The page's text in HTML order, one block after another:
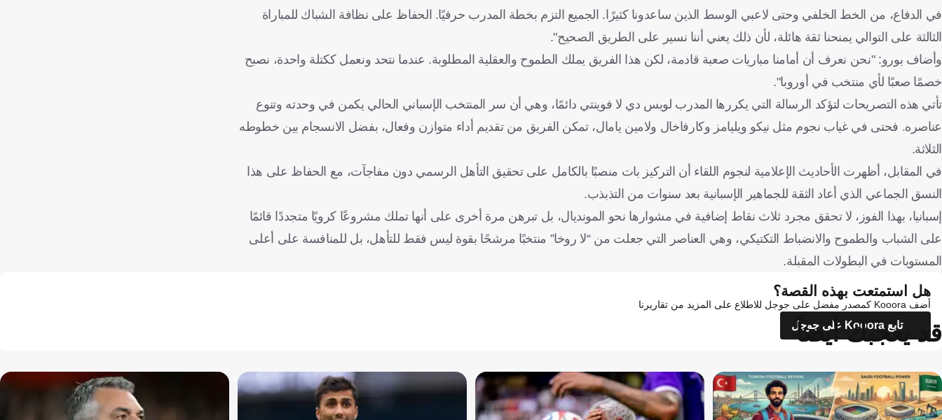
في الدفاع، من الخط الخلفي وحتى لاعبي الوسط الذين ساعدونا كثيرًا. الجميع التزم بخطة المدرب حرفيًا. الحفاظ على نظافة الشباك للمباراة
الثالثة على التوالي يمنحنا ثقة هائلة، لأن ذلك يعني أننا نسير على الطريق الصحيح".
وأضاف بورو: "نحن نعرف أن أمامنا مباريات صعبة قادمة، لكن هذا الفريق يملك الطموح والعقلية المطلوبة. عندما نتحد ونعمل ككتلة واحدة، نصبح
خصمًا صعبًا لأي منتخب في أوروبا".
تأتي هذه التصريحات لتؤكد الرسالة التي يكررها المدرب لويس دي لا فوينتي دائمًا، وهي أن سر المنتخب الإسباني الحالي يكمن في وحدته وتنوع
عناصره. فحتى في غياب نجوم مثل نيكو ويليامز وكارفاخال ولامين يامال، تمكن الفريق من تقديم أداء متوازن وفعال، بفضل الانسجام بين خطوطه
الثلاثة.
في المقابل، أظهرت الأحاديث الإعلامية لنجوم اللقاء أن التركيز بات منصبًا بالكامل على تحقيق التأهل الرسمي دون مفاجآت، مع الحفاظ على هذا
النسق الجماعي الذي أعاد الثقة للجماهير الإسبانية بعد سنوات من التذبذب.
إسبانيا، بهذا الفوز، لا تحقق مجرد ثلاث نقاط إضافية في مشوارها نحو المونديال، بل تبرهن مرة أخرى على أنها تملك مشروعًا كرويًا متجددًا قائمًا
على الشباب والطموح والانضباط التكتيكي، وهي العناصر التي جعلت من “لا روخا” منتخبًا مرشحًا بقوة ليس فقط للتأهل، بل للمنافسة على أعلى
المستويات في البطولات المقبلة.
هل استمتعت بهذه القصة؟
أضف Kooora كمصدر مفضل على جوجل للاطلاع على المزيد من تقاريرنا
تابع Kooora على جوجل
قد يعجبك أيضاً